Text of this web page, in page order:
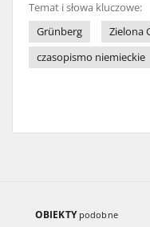
Temat i słowa kluczowe:
Grünberg
Zielona
czasopismo niemieckie
OBIEKTY podobne